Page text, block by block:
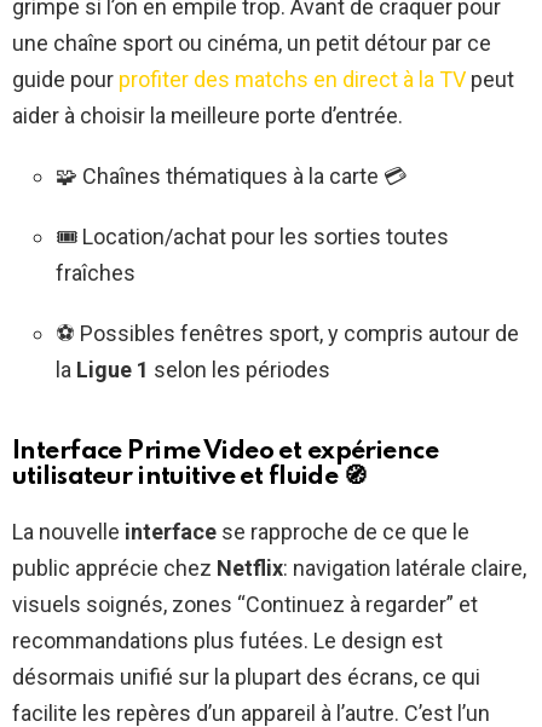
grimpe si l’on en empile trop. Avant de craquer pour
une chaîne sport ou cinéma, un petit détour par ce
guide pour profiter des matchs en direct à la TV peut
aider à choisir la meilleure porte d’entrée.
🧩 Chaînes thématiques à la carte 💳
🎟️ Location/achat pour les sorties toutes
fraîches
⚽ Possibles fenêtres sport, y compris autour de
la Ligue 1 selon les périodes
Interface Prime Video et expérience
utilisateur intuitive et fluide🧭
La nouvelle interface se rapproche de ce que le
public apprécie chez Netflix: navigation latérale claire,
visuels soignés, zones “Continuez à regarder” et
recommandations plus futées. Le design est
désormais unifié sur la plupart des écrans, ce qui
facilite les repères d’un appareil à l’autre. C’est l’un